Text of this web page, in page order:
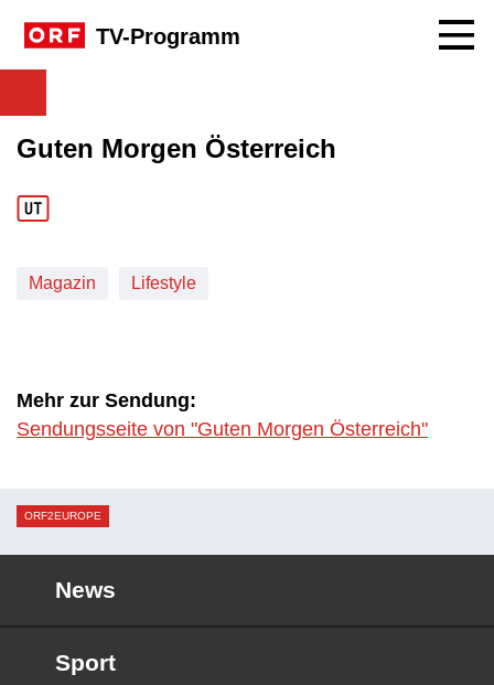
TV-Programm
Guten Morgen Österreich
Magazin Lifestyle
Mehr zur Sendung:
Sendungsseite von "Guten Morgen Österreich"
ORF2EUROPE
News
Sport